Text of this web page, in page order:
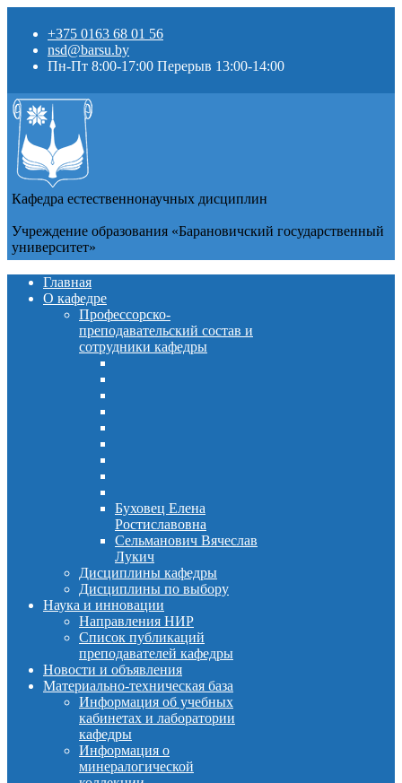
+375 0163 68 01 56
nsd@barsu.by
Пн-Пт 8:00-17:00 Перерыв 13:00-14:00
Кафедра естественнонаучных дисциплин
Учреждение образования «Барановичский государственный
университет»
Главная
О кафедре
Профессорско-
преподавательский состав и
сотрудники кафедры
Буховец Елена
Ростиславовна
Сельманович Вячеслав
Лукич
Дисциплины кафедры
Дисциплины по выбору
Наука и инновации
Направления НИР
Список публикаций
преподавателей кафедры
Новости и объявления
Материально-техническая база
Информация об учебных
кабинетах и лаборатории
кафедры
Информация о
минералогической